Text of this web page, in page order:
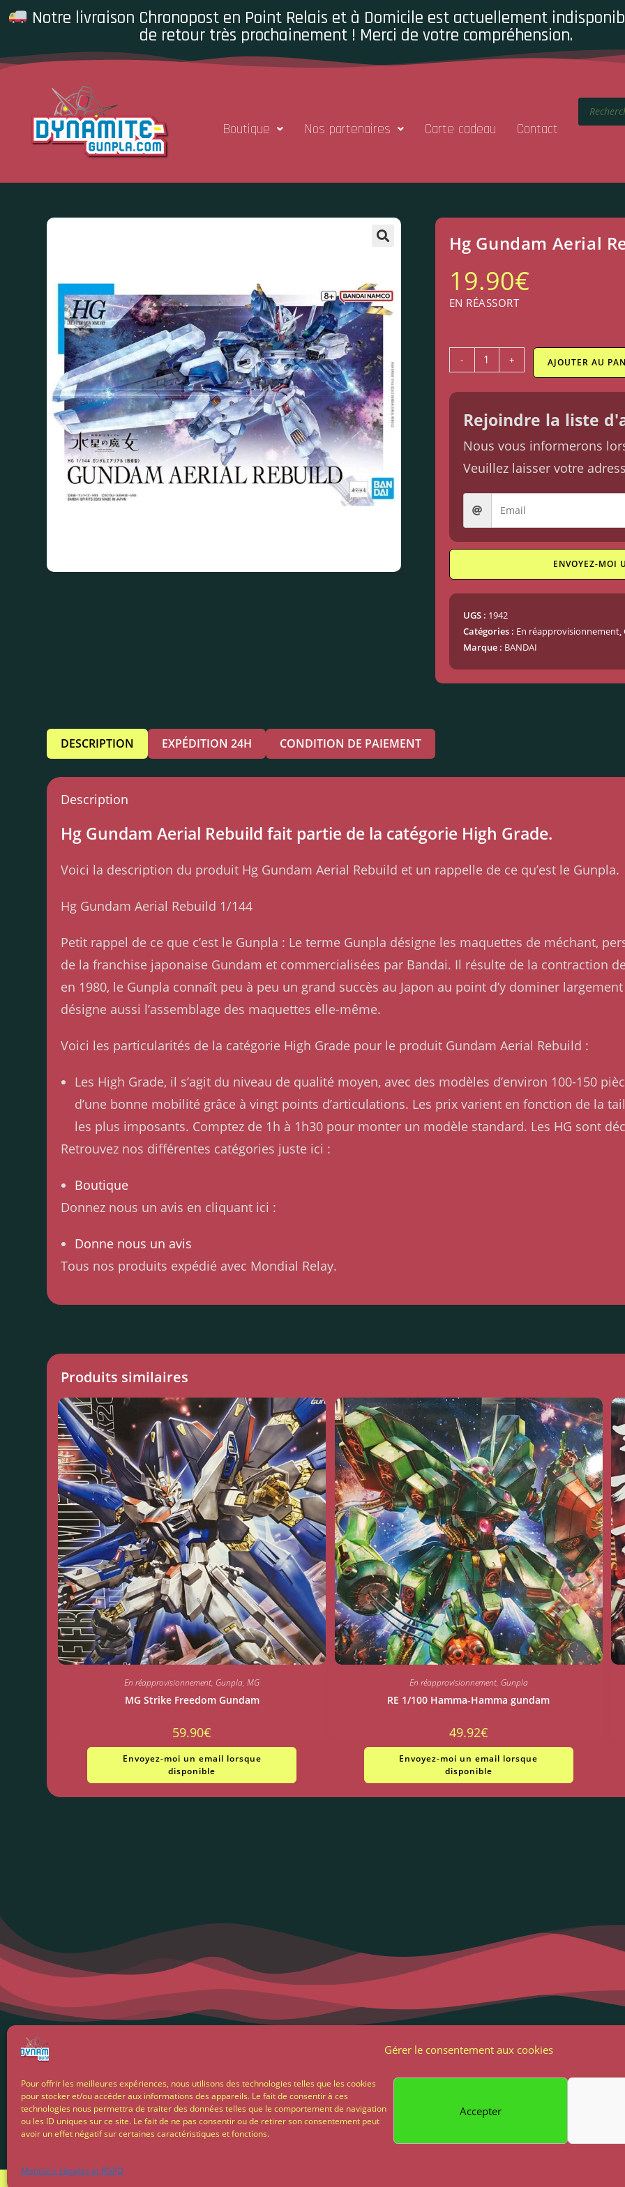
Gérer le consentement aux cookies
Pour offrir les meilleures expériences, nous utilisons des technologies telles que les cookies
pour stocker et/ou accéder aux informations des appareils. Le fait de consentir à ces
technologies nous permettra de traiter des données telles que le comportement de navigation
ou les ID uniques sur ce site. Le fait de ne pas consentir ou de retirer son consentement peut
avoir un effet négatif sur certaines caractéristiques et fonctions.
Accepter
Mentions Légales et RGPD
Notre livraison Chronopost en Point Relais et à Domicile est actuellement
de retour très prochainement ! Merci de votre compréhension.
Boutique Nos partenaires Carte cadeau Contact
Hg Gundam Aerial
19.90€
EN RÉASSORT
- + AJOUTER AU
Rejoindre la liste
Nous vous informerons
Veuillez laisser votre
ENVOYEZ-MOI
UGS : 1942
Catégories : En réapprovisionnement,
Marque : BANDAI
DESCRIPTION EXPÉDITION 24H CONDITION DE PAIEMENT
Description
Hg Gundam Aerial Rebuild fait partie de la catégorie High Grade.
Voici la description du produit Hg Gundam Aerial Rebuild et un rappelle de ce qu’est le Gunpla.
Hg Gundam Aerial Rebuild 1/144
Petit rappel de ce que c’est le Gunpla : Le terme Gunpla désigne les maquettes de méchant,
de la franchise japonaise Gundam et commercialisées par Bandai. Il résulte de la contraction
en 1980, le Gunpla connaît peu à peu un grand succès au Japon au point d’y dominer
désigne aussi l’assemblage des maquettes elle-même.
Voici les particularités de la catégorie High Grade pour le produit Gundam Aerial Rebuild :
Les High Grade, il s’agit du niveau de qualité moyen, avec des modèles d’environ 100-150
d’une bonne mobilité grâce à vingt points d’articulations. Les prix varient en fonction de la
les plus imposants. Comptez de 1h à 1h30 pour monter un modèle standard. Les HG sont
Retrouvez nos différentes catégories juste ici :
Boutique
Donnez nous un avis en cliquant ici :
Donne nous un avis
Tous nos produits expédié avec Mondial Relay.
Produits similaires
En réapprovisionnement, Gunpla,MG
MG Strike Freedom Gundam
59.90€
Envoyez-moi un email lorsque
disponible
En réapprovisionnement, Gunpla
RE 1/100 Hamma-Hamma gundam
49.92€
Envoyez-moi un email lorsque
disponible
Conditions générales de vente
Paiement sécurisé
85 500 Les